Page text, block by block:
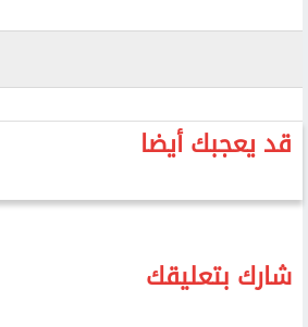
قد يعجبك أيضا
شارك بتعليقك